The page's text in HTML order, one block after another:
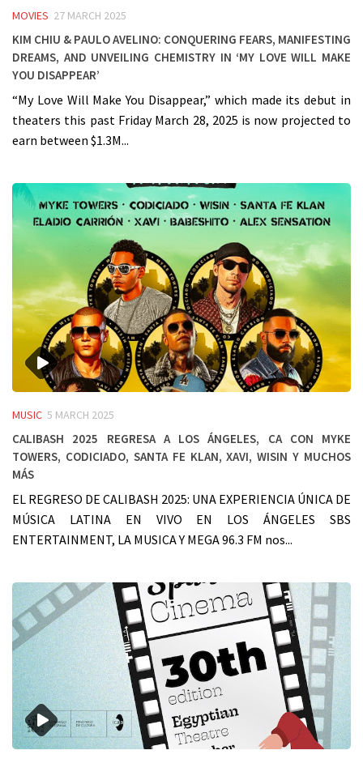
MOVIES 27 MARCH 2025
Kim Chiu & Paulo Avelino: Conquering Fears, Manifesting
Dreams, and Unveiling Chemistry in ‘My Love Will Make
You Disappear’
“My Love Will Make You Disappear,” which made its debut in
theaters this past Friday March 28, 2025 is now projected to
earn between $1.3M...
MUSIC 5 MARCH 2025
Calibash 2025 regresa a Los Ángeles, Ca con Myke
Towers, Codiciado, Santa FE Klan, Xavi, Wisin y muchos
más
EL REGRESO DE CALIBASH 2025: UNA EXPERIENCIA ÚNICA DE
MÚSICA LATINA EN VIVO EN LOS ÁNGELES SBS
ENTERTAINMENT, LA MUSICA Y MEGA 96.3 FM nos...